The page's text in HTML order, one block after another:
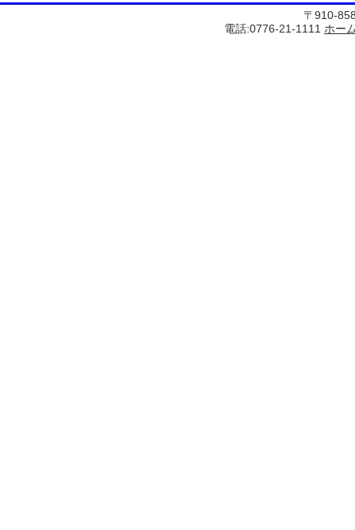
〒910-
電話:0776-21-1111 ホー